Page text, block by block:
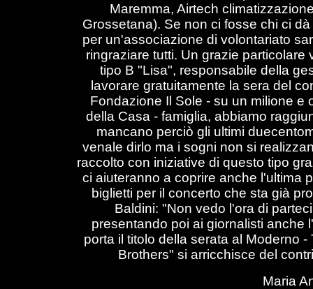
Maremma, Airtech
Grossetana). Se non ci fosse chi ci
per un'associazione di volontariato
ringraziare tutti. Un grazie
tipo B "Lisa", responsabile della
lavorare gratuitamente la sera del
Fondazione Il Sole - su un milione e
della Casa - famiglia, abbiamo
mancano perciò gli ultimi
venale dirlo ma i sogni non si
raccolto con iniziative di questo tipo
ci aiuteranno a coprire anche l'ultima
biglietti per il concerto che sta già
Baldini: "Non vedo l'ora di
presentando poi ai giornalisti anche
porta il titolo della serata al Moderno
Brothers" si arricchisce del
Maria